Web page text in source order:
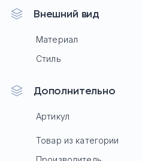
Внешний вид
Материал
Стиль
Дополнительно
Артикул
Товар из категории